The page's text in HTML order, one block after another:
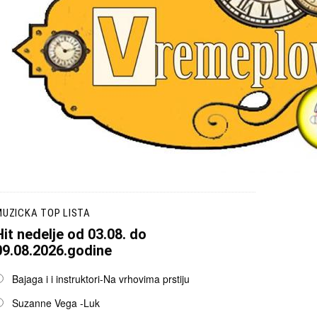
TOP LISTA
nedelje od 03.08. do
Bajaga i i instruktori-Na vrhovima prstiju
Suzanne Vega -Luk